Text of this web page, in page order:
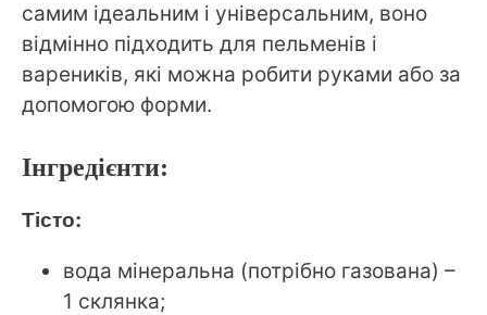
самим ідеальним і універсальним, воно
відмінно підходить для пельменів і
вареників, які можна робити руками або за
допомогою форми.
Інгредієнти:
Тісто:
вода мінеральна (потрібно газована) –
1 склянка;